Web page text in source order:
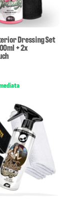
Dressing Set
+ 2x